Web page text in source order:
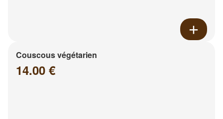
Couscous végétarien
14.00 €